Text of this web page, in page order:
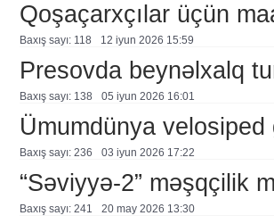
Qoşaçarxçılar üçün
Baxış sayı: 118 12 i̇yun 2026 15:59
Presovda beynəlxalq
Baxış sayı: 138 05 i̇yun 2026 16:01
Ümumdünya
Baxış sayı: 236 03 i̇yun 2026 17:22
“Səviyyə-2” məşqçilik
Baxış sayı: 241 20 may 2026 13:30